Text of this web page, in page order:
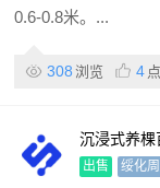
0.6-0.8米。...
308 浏览 4
沉浸式养
出售 绥化